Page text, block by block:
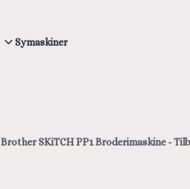
Symaskiner
Brother SKiTCH PP1 Broderimaskine -